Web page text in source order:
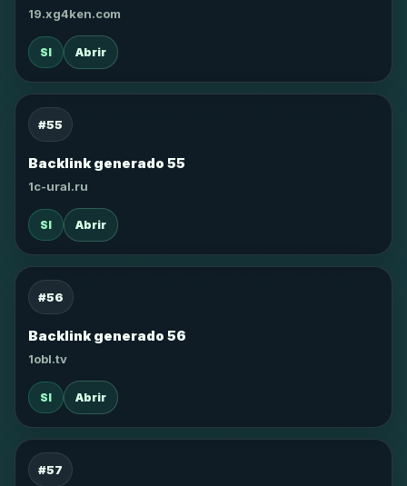
19.xg4ken.com
SI Abrir
#55
Backlink generado 55
1c-ural.ru
SI Abrir
#56
Backlink generado 56
1obl.tv
SI Abrir
#57